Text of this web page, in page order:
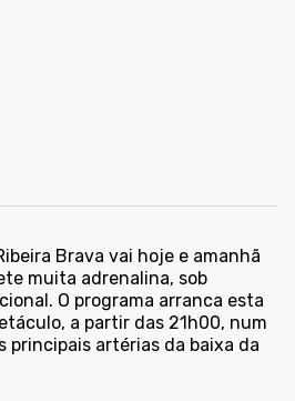
Brava vai hoje e amanhã
muita adrenalina, sob
O programa arranca esta
a partir das 21h00, num
principais artérias da baixa da